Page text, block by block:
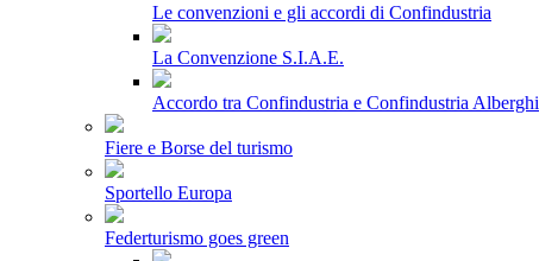
Le convenzioni e gli accordi di Confindustria
La Convenzione S.I.A.E.
Accordo tra Confindustria e Confindustria Alberghi
Fiere e Borse del turismo
Sportello Europa
Federturismo goes green